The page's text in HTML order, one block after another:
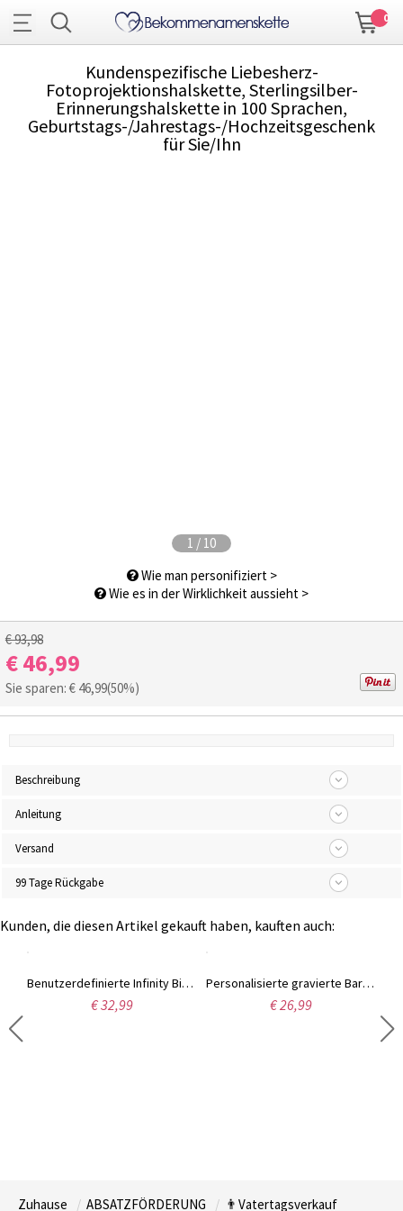
0
Kundenspezifische Liebesherz-
Fotoprojektionshalskette, Sterlingsilber-
Erinnerungshalskette in 100 Sprachen,
Geburtstags-/Jahrestags-/Hochzeitsgeschenk
für Sie/Ihn
1 / 10
Wie man personifiziert >
Wie es in der Wirklichkeit aussieht >
€ 93,98
€ 46,99
Sie sparen: € 46,99(50%)
Beschreibung
Anleitung
Versand
99 Tage Rückgabe
Kunden, die diesen Artikel gekauft haben, kauften auch:
Benutzerdefinierte Infinity Birthflowers Halskette mit Namen, Edelstahl-Mutter-Tochter-Halskette, Muttertag/Geburtstagsgeschenk für Mutter/Tochter/Freunde/Frauen
€ 32,99
Personalisierte gravierte Bar-Urnen-Halskette, individuelle Bar-Halskette, Kremationsschmuck, Erinnerungsgeschenk, Gedenkgravur-Schmuck für Asche, Lied
€ 26,99
Zuhause ABSATZFÖRDERUNG 👨Vatertagsverkauf